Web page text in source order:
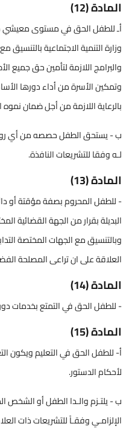
المادة (12)
أـ للطفل الحق في مستوى معيشي
وزارة التنمية الاجتماعية
والبرامج اللازمة لتأمين حق جميع
وتمكين الأسرة من أداء دورها
بالرعاية اللازمة من أجل ضمان
ب - يستحق الطفل حصصه من أي
لـه وفقا للتشريعات النافذة.
المادة (13)
- للطفل المحروم بصفة مؤقتة أو
البديلة بقرار من الجهة القضائية
وبالتنسيق مع الجهات المختصة
العلاقة على ان تراعى المصلحة
المادة (14)
- للطفل الحق في التمتع بخدمات
المادة (15)
أ- للطفل الحق في التعليم ويكون
لأحكام الدستور.
ب - يلتـزم والـدا الطفل أو الشخص
الإلزامـي وفقـاً للتشريعات ذات